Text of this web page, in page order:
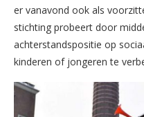
er vanavond ook als
stichting probeert door
achterstandspositie op
kinderen of jongeren te